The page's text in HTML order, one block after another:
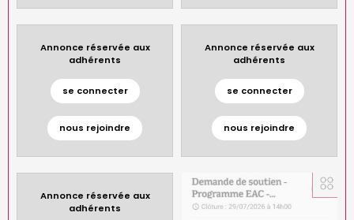
Annonce réservée aux
adhérents
se connecter
nous rejoindre
Annonce réservée aux
adhérents
se connecter
nous rejoindre
Annonce réservée aux
adhérents